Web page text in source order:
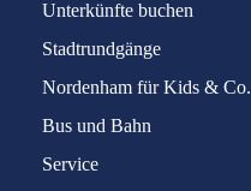
Unterkünfte buchen
Stadtrundgänge
Nordenham für Kids & Co.
Bus und Bahn
Service